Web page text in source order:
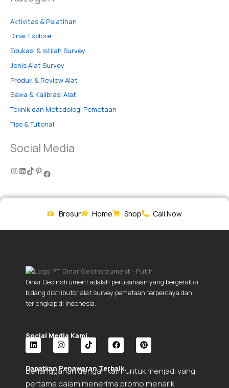
Aktivitas & Pelatihan
Dinar Explore
Edukasi & Istilah Survey
Jenis Alat Survey
Produk & Review Alat
Sewa & Kalibrasi Alat
Teknik dan Metodologi Pemetaan
Tips & Tutorial
Social Media
Brosur Home Shop Call Now
Dinar Geoinstrument adalah perusahaan yang bergerak di
bidang distributor alat survey pemetaan terpercaya dan
terlengkap di Indonesia.
Social Media Kami.
L
n
I
n
s
t
T
k
F
a
c
P
n
Dapatkan Penawaran Terbaik.
Berlangganan dengan kami untuk menjadi yang
pertama dalam menerima promo menarik.